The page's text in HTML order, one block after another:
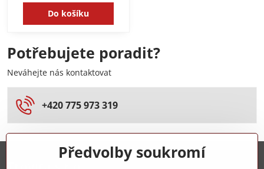
Do košíku
Potřebujete poradit?
Neváhejte nás kontaktovat
+420 775 973 319
Předvolby soukromí